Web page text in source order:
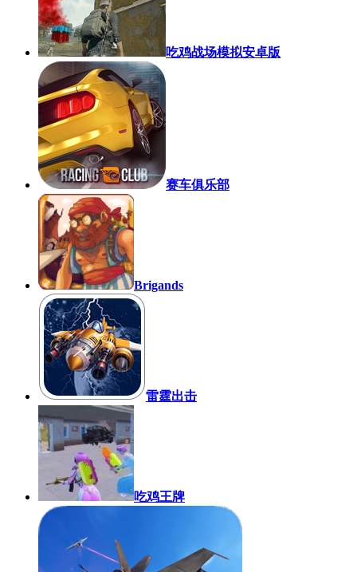
吃鸡战场模拟安卓版
赛车俱乐部
Brigands
雷霆出击
吃鸡王牌